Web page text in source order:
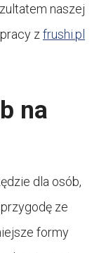
naszej
z frushi.pl
na
dla osób,
ze
formy